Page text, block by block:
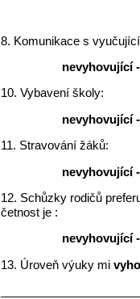
8. Komunikace s
nevyhovující
10. Vybavení školy:
nevyhovující
11. Stravování žáků:
nevyhovující
12. Schůzky rodičů
četnost je :
nevyhovující
13. Úroveň výuky mi